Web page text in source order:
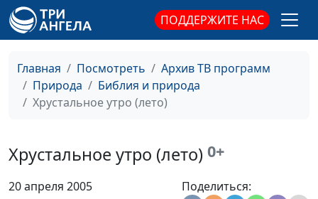
ПОДДЕРЖИТЕ НАС
Главная Посмотреть
Архив ТВ программ
Природа
Библия и природа
Хрустальное утро (лето)
Хрустальное утро (лето) 0+
20 апреля 2005 Поделиться:
Осенний день (осень) #107
Осенние грезы (осень)
Оглянись (осень)
Холод (зима)
Мир Мой (осень)
Самоцветы (зима)